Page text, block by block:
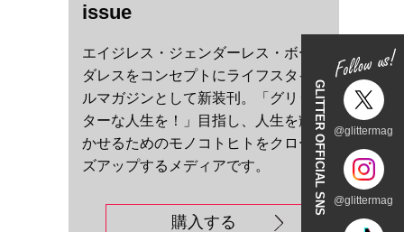
GLITTER OFFICIAL SNS @glittermag
@glittermag
issue
エイジレス・ジェンダーレス・ボー
ダレスをコンセプトにライフスタイ
ルマガジンとして新装刊。「グリッ
ターな人生を！」目指し、人生を輝
かせるためのモノコトヒトをクロー
ズアップするメディアです。
購入する